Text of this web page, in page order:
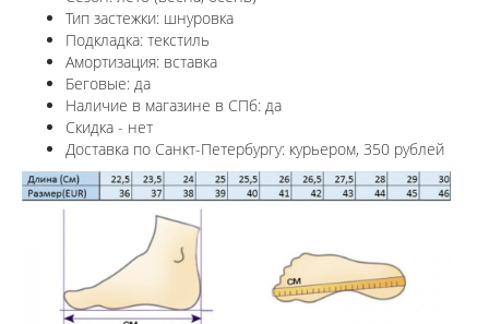
Тип застежки: шнуровка
Подкладка: текстиль
Амортизация: вставка
Беговые: да
Наличие в магазине в СПб: да
Скидка - нет
Доставка по Санкт-Петербургу: курьером, 350 рублей